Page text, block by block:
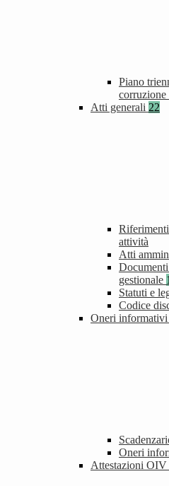
Piano
corruzione
Atti generali 22
attività
Atti
gestionale 1
Statuti e
Codice
Oneri informativi
Oneri
Attestazioni OIV